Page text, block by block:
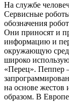
На службе
Сервисные
обозначения
Они приносят и
информацию и
окружающую
широко
«Перец». Пеппер
на основе жестов
образом. В